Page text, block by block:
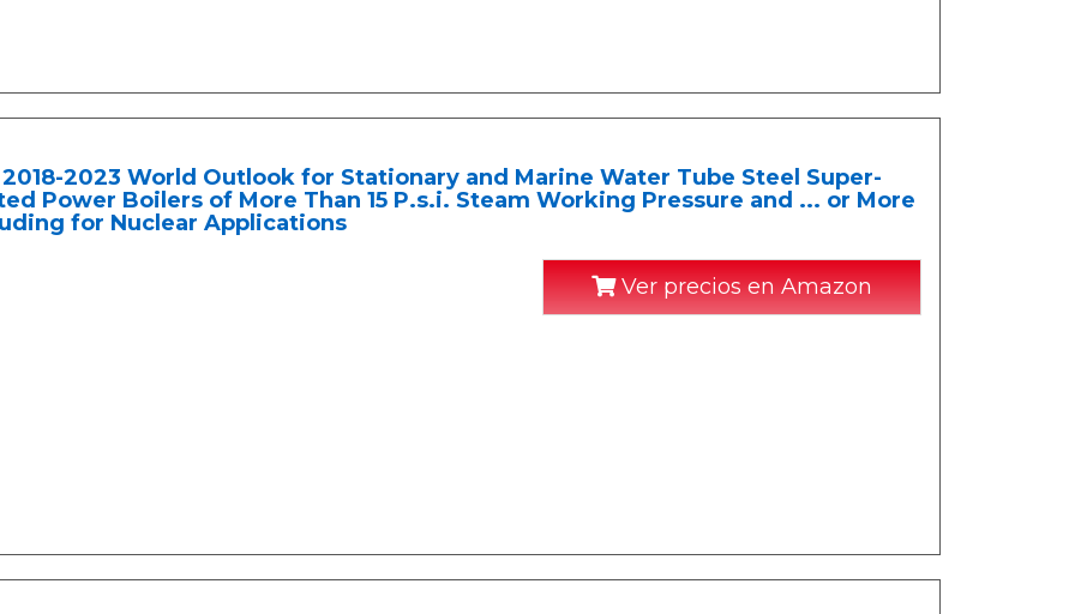
2023 World Outlook for Stationary and Marine Water Tube Steel Super-
Power Boilers of More Than 15 P.s.i. Steam Working Pressure and ... or More
for Nuclear Applications
Ver precios en Amazon